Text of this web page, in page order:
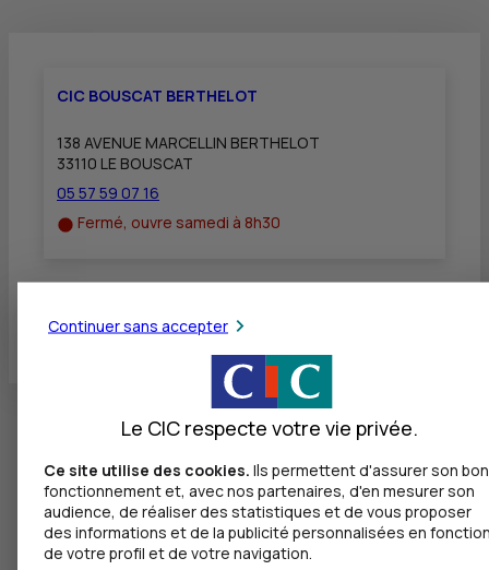
CIC BOUSCAT BERTHELOT
138 AVENUE MARCELLIN BERTHELOT
33110 LE BOUSCAT
05 57 59 07 16
Fermé, ouvre samedi à 8h30
Toutes les localités
Continuer sans accepter
Le CIC respecte votre vie privée.
Ce site utilise des cookies. Ils permettent d'assurer son bon
fonctionnement et, avec nos partenaires, d'en mesurer son
audience, de réaliser des statistiques et de vous proposer
des informations et de la publicité personnalisées en
de votre profil et de votre navigation.